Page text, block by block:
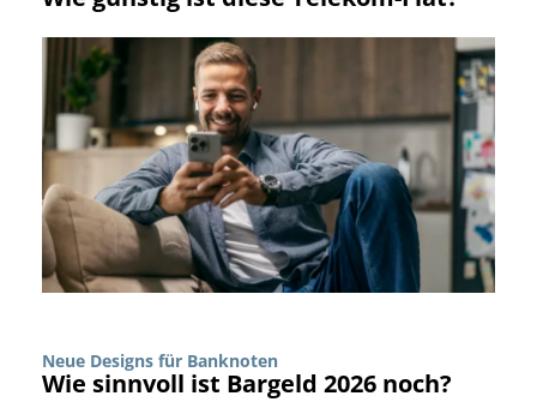
Neue Designs für Banknoten
Wie sinnvoll ist Bargeld 2026 noch?